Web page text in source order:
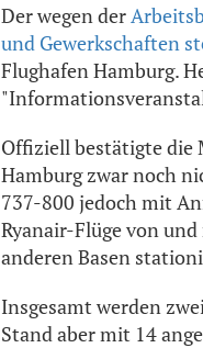
Der wegen der
und Gewerkschaften
Flughafen Hamburg.
Offiziell bestätigte die
Hamburg zwar noch
737-800 jedoch mit
Ryanair-Flüge von
anderen Basen
Insgesamt werden
Stand aber mit 14